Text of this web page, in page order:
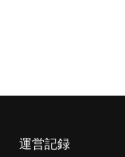
運営記録